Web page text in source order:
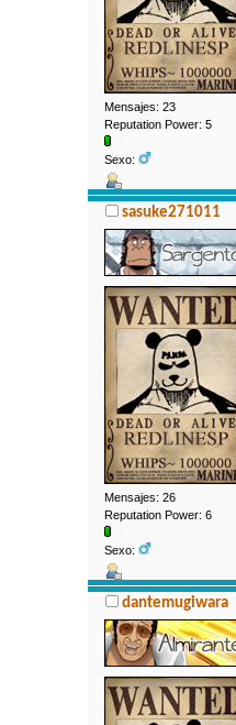
Mensajes: 23
Reputation Power: 5
Sexo:
sasuke271011
Mensajes: 26
Reputation Power: 6
Sexo:
dantemugiwara